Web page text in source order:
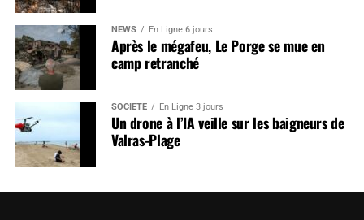
NEWS En Ligne 6 jours
Après le mégafeu, Le Porge se mue en
camp retranché
SOCIÉTÉ En Ligne 3 jours
Un drone à l’IA veille sur les baigneurs de
Valras-Plage